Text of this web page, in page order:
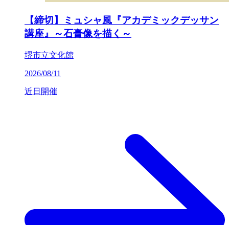
【締切】ミュシャ風『アカデミックデッサン
講座』～石膏像を描く～
堺市立文化館
2026/08/11
近日開催